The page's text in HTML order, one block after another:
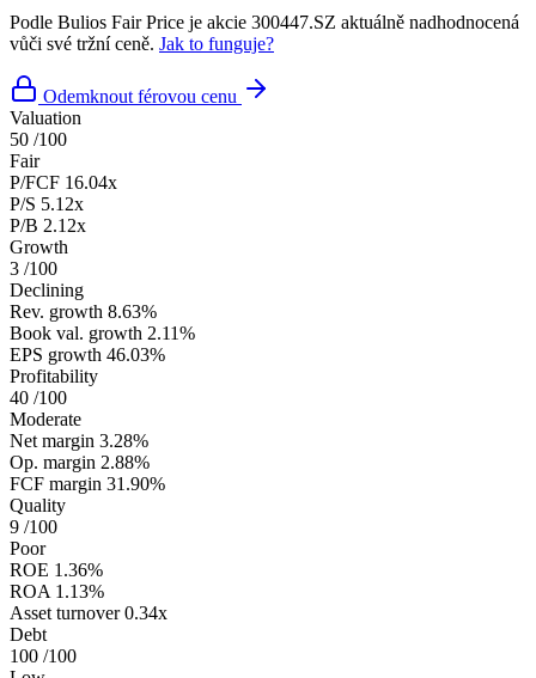
Podle Bulios Fair Price je akcie 300447.SZ aktuálně nadhodnocená
vůči své tržní ceně. Jak to funguje?
Odemknout férovou cenu
Valuation
50 /100
Fair
P/FCF 16.04x
P/S 5.12x
P/B 2.12x
Growth
3 /100
Declining
Rev. growth 8.63%
Book val. growth 2.11%
EPS growth 46.03%
Profitability
40 /100
Moderate
Net margin 3.28%
Op. margin 2.88%
FCF margin 31.90%
Quality
9 /100
Poor
ROE 1.36%
ROA 1.13%
Asset turnover 0.34x
Debt
100 /100